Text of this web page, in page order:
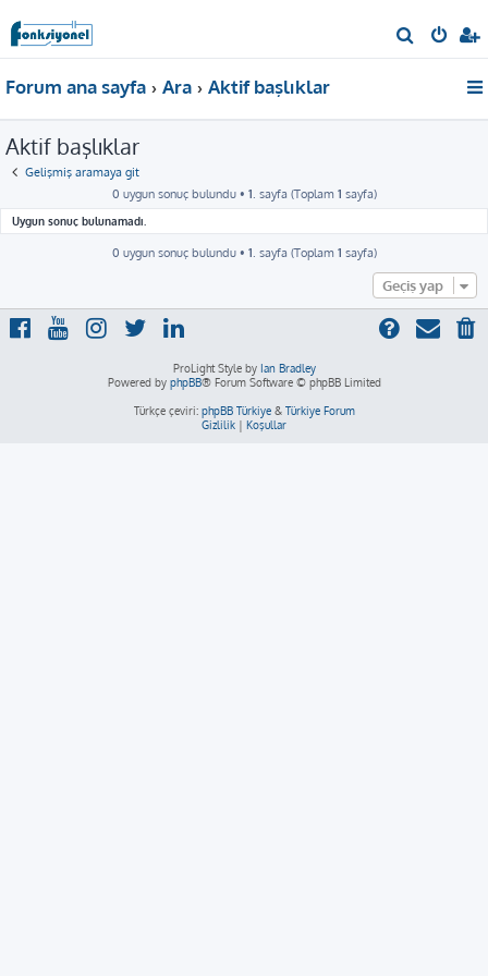
r
Forum ana sayfa Ara Aktif başlıklar
Aktif başlıklar
Gelişmiş aramaya git
0 uygun sonuç bulundu • 1 . sayfa (Toplam 1 sayfa)
Uygun sonuç bulunamadı.
0 uygun sonuç bulundu • 1 . sayfa (Toplam 1 sayfa)
Geçiş yap
ProLight Style by Ian Bradley
Powered by phpBB® Forum Software © phpBB Limited
Türkçe çeviri: phpBB Türkiye& Türkiye Forum
Gizlilik | Koşullar